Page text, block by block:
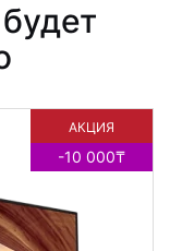
АКЦИЯ
-10 000₸